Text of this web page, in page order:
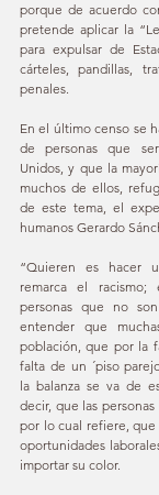
porque de acuerdo
pretende aplicar la
para expulsar de
cárteles, pandillas,
penales.
En el último censo se
de personas que
Unidos, y que la
muchos de ellos,
de este tema, el
humanos Gerardo
“Quieren es hacer
remarca el
personas que no
entender que
población, que por la
falta de un ´piso
la balanza se va de
decir, que las
por lo cual refiere,
oportunidades
importar su color.